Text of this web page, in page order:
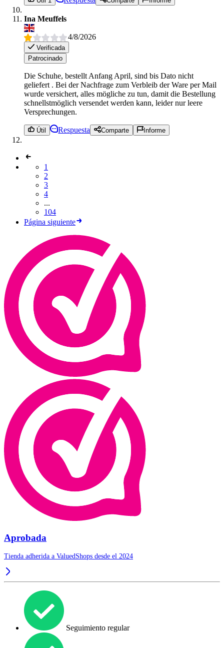
Ina Meuffels
4/8/2026
Verificada
Patrocinado
Die Schuhe, bestellt Anfang April, sind bis Dato nicht
geliefert . Bei der Nachfrage zum Verbleib der Ware per Mail
wurde versichert, alles mögliche zu tun, damit die Bestellung
schnellstmöglich versendet werden kann, leider nur leere
Versprechungen.
Útil Respuesta Comparte Informe
1
2
3
4
...
104
Página siguiente
Aprobada
Tienda adherida a ValuedShops desde el 2024
Seguimiento regular